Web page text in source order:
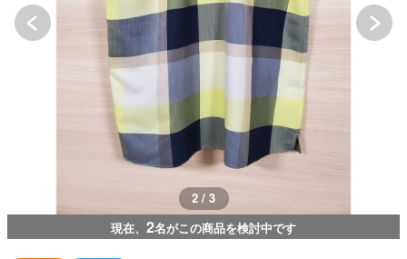
2 / 3
現在、 2名がこの商品を検討中です